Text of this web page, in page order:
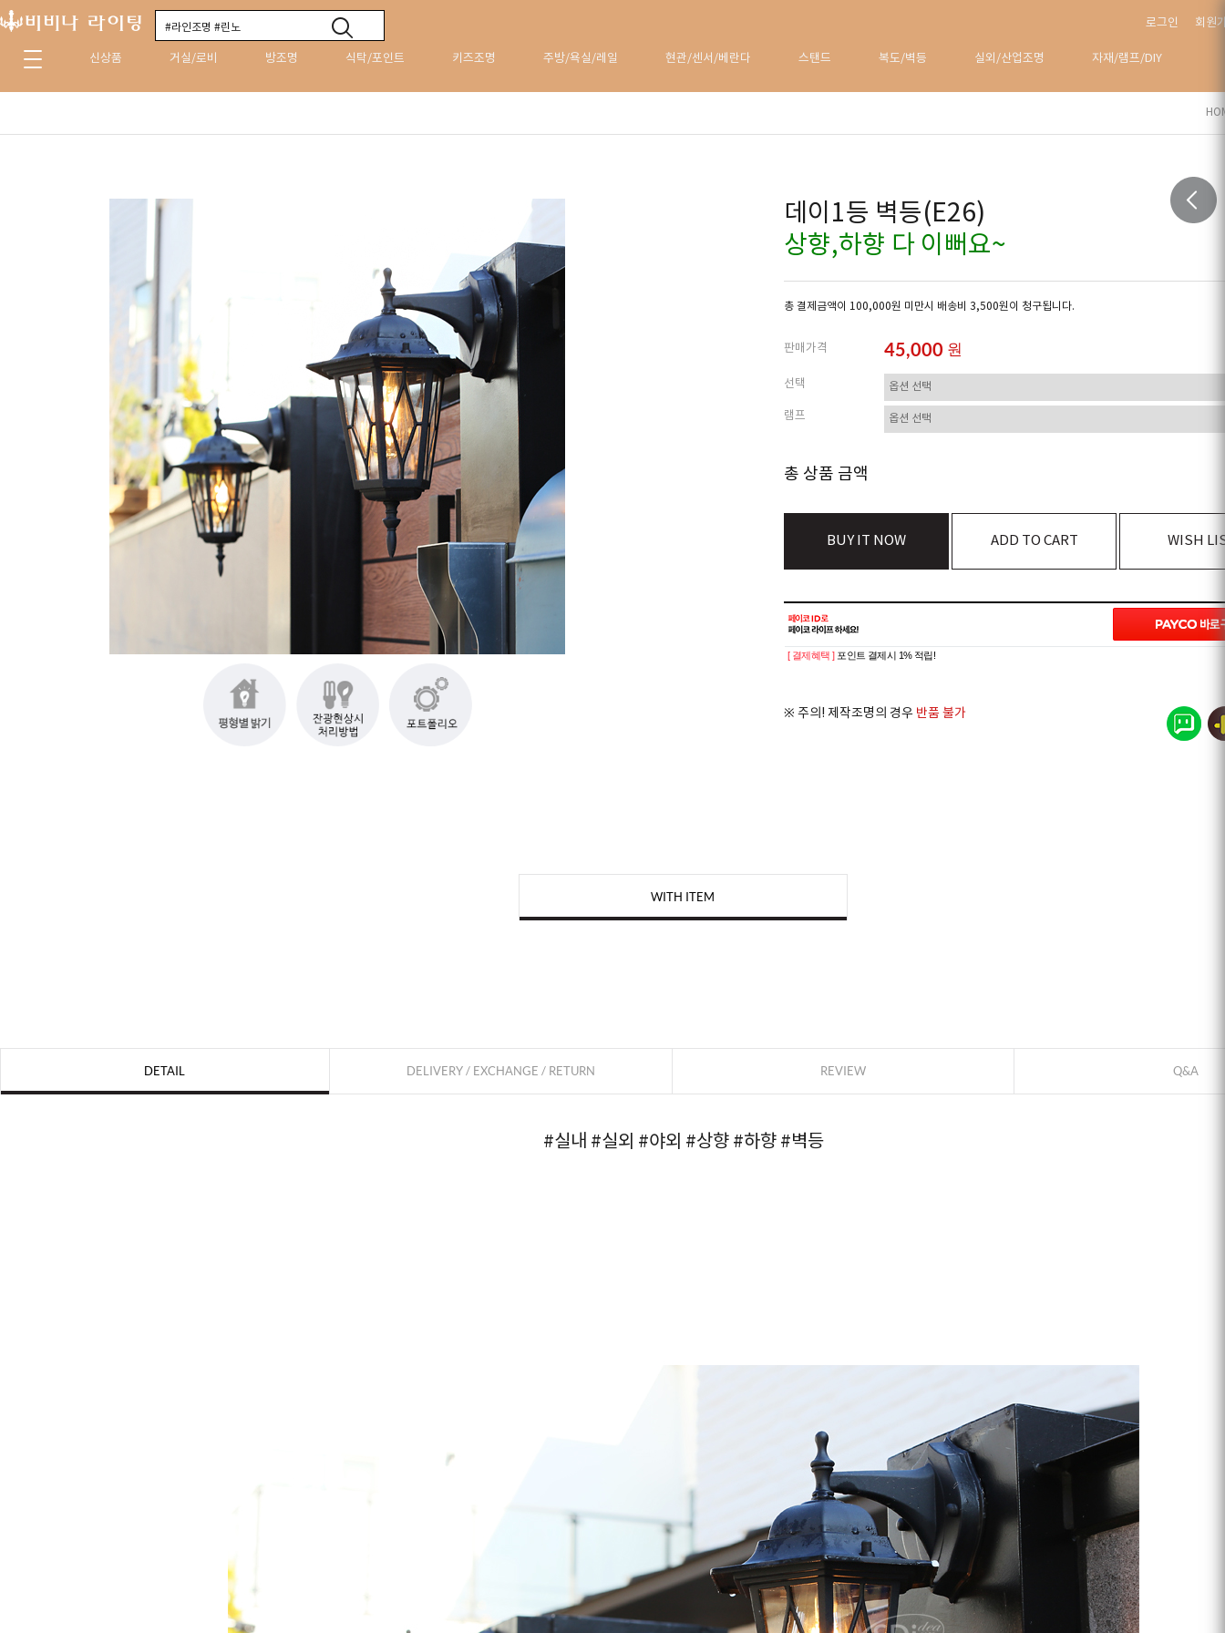
로그인 회원
신상품 거실/로비 방조명 식탁/포인트 키즈조명 주방/욕실/레일 현관/센서/베란다 스탠드 복도/벽등 실외/산업조명 자재/램프/DIY
데이1등 벽등(E26)
상향,하향 다 이뻐요~
총 결제금액이 100,000원 미만시 배송비 3,500원이 청구됩니다.
판매가격 45,000 원
선택
램프
총 상품 금액
BUY IT NOW ADD TO CART WISH
페이코 ID로 페이
PAYCO 바로
[ 결제혜택 ] 포인트 결제시 1% 적립!
※ 주의! 제작조명의 경우 반품 불가
WITH ITEM
DETAIL DELIVERY / EXCHANGE / RETURN REVIEW Q&A
#실내 #실외 #야외 #상향 #하향 #벽등